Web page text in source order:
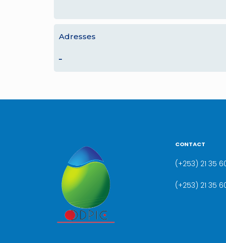
Adresses
–
CONTACT
(+253) 21 35 60
(+253) 21 35